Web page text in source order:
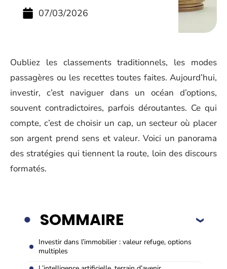
07/03/2026
Oubliez les classements traditionnels, les modes
passagères ou les recettes toutes faites. Aujourd’hui,
investir, c’est naviguer dans un océan d’options,
souvent contradictoires, parfois déroutantes. Ce qui
compte, c’est de choisir un cap, un secteur où placer
son argent prend sens et valeur. Voici un panorama
des stratégies qui tiennent la route, loin des discours
formatés.
SOMMAIRE
Investir dans l’immobilier : valeur refuge, options
multiples